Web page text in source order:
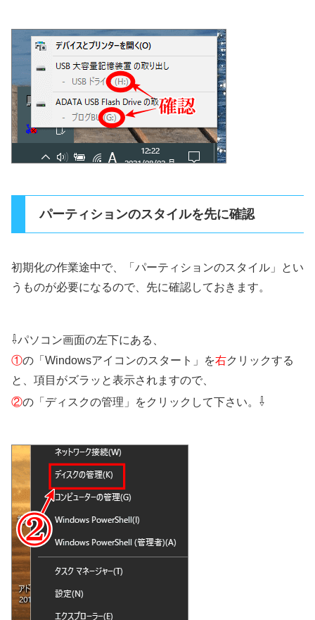
パーティションのスタイルを先に確認
初期化の作業途中で、「パーティションのスタイル」とい
うものが必要になるので、先に確認しておきます。
⇩パソコン画面の左下にある、
①の「Windowsアイコンのスタート」を右クリックする
と、項目がズラッと表示されますので、
②の「ディスクの管理」をクリックして下さい。 ⇩